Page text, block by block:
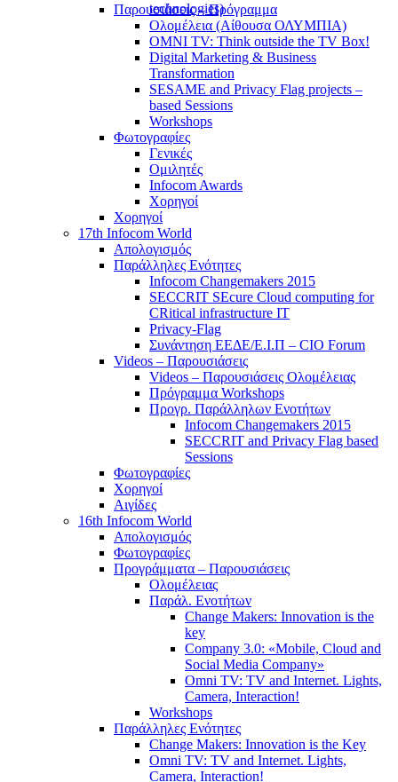
technologies)
Παρουσιάσεις – Πρόγραμμα
Ολομέλεια (Αίθουσα ΟΛΥΜΠΙΑ)
OMNI TV: Think outside the TV Box!
Digital Marketing & Business
Transformation
SESAME and Privacy Flag projects –
based Sessions
Workshops
Φωτογραφίες
Γενικές
Ομιλητές
Infocom Awards
Χορηγοί
Χορηγοί
17th Infocom World
Απολογισμός
Παράλληλες Ενότητες
Infocom Changemakers 2015
SECCRIT SEcure Cloud computing for
CRitical infrastructure IT
Privacy-Flag
Συνάντηση ΕΕΔΕ/Ε.Ι.Π – CIO Forum
Videos – Παρουσιάσεις
Videos – Παρουσιάσεις Ολομέλειας
Πρόγραμμα Workshops
Προγρ. Παράλληλων Ενοτήτων
Infocom Changemakers 2015
SECCRIT and Privacy Flag based
Sessions
Φωτογραφίες
Χορηγοί
Αιγίδες
16th Infocom World
Απολογισμός
Φωτογραφίες
Προγράμματα – Παρουσιάσεις
Ολομέλειας
Παράλ. Ενοτήτων
Change Makers: Innovation is the
key
Company 3.0: «Mobile, Cloud and
Social Media Company»
Omni TV: TV and Internet. Lights,
Camera, Interaction!
Workshops
Παράλληλες Ενότητες
Change Makers: Innovation is the Key
Omni TV: TV and Internet. Lights,
Camera, Interaction!